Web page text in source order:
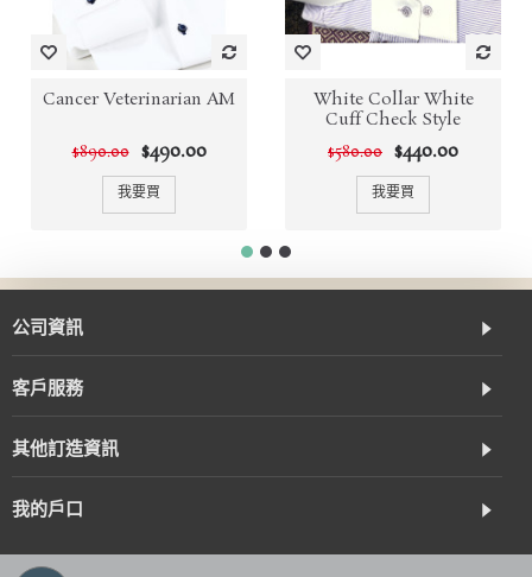
Cancer Veterinarian AM
$890.00 $490.00
我要買
White Collar White
Cuff Check Style
$580.00 $440.00
我要買
公司資訊
客戶服務
其他訂造資訊
我的戶口